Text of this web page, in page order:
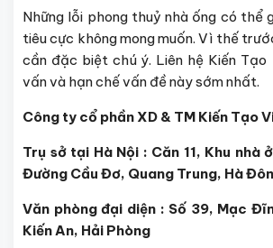
Những lỗi phong thuỷ nhà ống có thể
tiêu cực không mong muốn. Vì thế
cần đặc biệt chú ý. Liên hệ Kiến
vấn và hạn chế vấn đề này sớm nhất.
Công ty cổ phần XD & TM Kiến Tạo
Trụ sở tại Hà Nội : Căn 11, Khu nhà
Đường Cầu Đơ, Quang Trung, Hà
Văn phòng đại diện : Số 39, Mạc
Kiến An, Hải Phòng